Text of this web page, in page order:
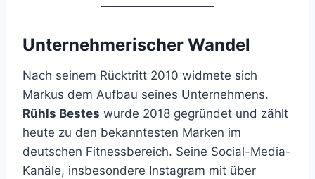
Unternehmerischer Wandel
Nach seinem Rücktritt 2010 widmete sich
Markus dem Aufbau seines Unternehmens.
Rühls Bestes wurde 2018 gegründet und zählt
heute zu den bekanntesten Marken im
deutschen Fitnessbereich. Seine Social-Media-
Kanäle, insbesondere Instagram mit über